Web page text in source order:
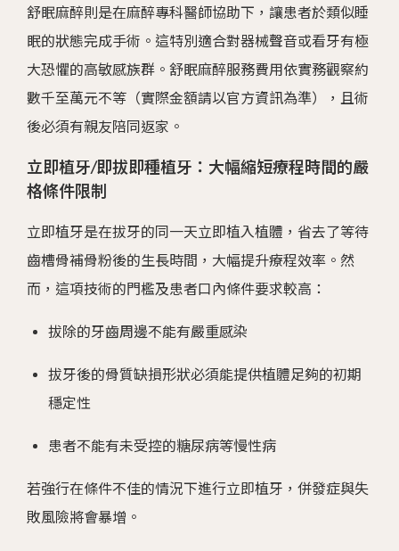
舒眠麻醉則是在麻醉專科醫師協助下，讓患者於類似睡
眠的狀態完成手術。這特別適合對器械聲音或看牙有極
大恐懼的高敏感族群。舒眠麻醉服務費用依實務觀察約
數千至萬元不等（實際金額請以官方資訊為準），且術
後必須有親友陪同返家。
立即植牙/即拔即種植牙：大幅縮短療程時間的嚴
格條件限制
立即植牙是在拔牙的同一天立即植入植體，省去了等待
齒槽骨補骨粉後的生長時間，大幅提升療程效率。然
而，這項技術的門檻及患者口內條件要求較高：
拔除的牙齒周邊不能有嚴重感染
拔牙後的骨質缺損形狀必須能提供植體足夠的初期
穩定性
患者不能有未受控的糖尿病等慢性病
若強行在條件不佳的情況下進行立即植牙，併發症與失
敗風險將會暴增。